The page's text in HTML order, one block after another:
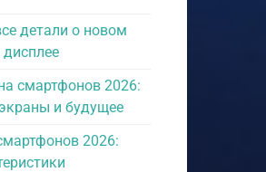
детали о новом
смартфонов 2026:
и будущее
2026: